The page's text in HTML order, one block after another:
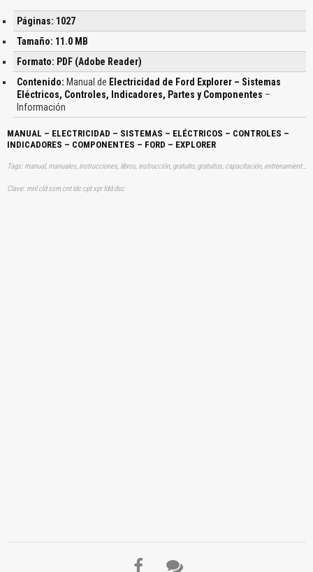
Páginas: 1027
Tamaño: 11.0 MB
Formato: PDF (Adobe Reader)
Contenido: Manual de Electricidad de Ford Explorer – Sistemas
Eléctricos, Controles, Indicadores, Partes y Componentes –
Información
MANUAL – ELECTRICIDAD – SISTEMAS – ELÉCTRICOS – CONTROLES –
INDICADORES – COMPONENTES – FORD – EXPLORER
Tags: manual, manuales, instrucciones, libros, instrucción, gratuito, gratuitos, capacitación, entrenamiento, capacitaciones, información, datos, gratis, descargar, vehículo, vehículos, autos, auto, coche, coches, automóvil, automovil, automóviles, automoviles, electricos, electricas, eléctricas, aprender, descargas
Clave: mnl cld ssm cnt idc cpt xpr fdd dsc